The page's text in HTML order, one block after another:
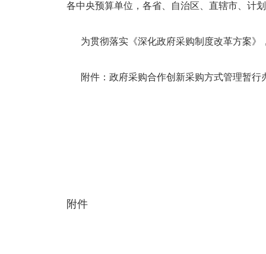
各中央预算单位，各省、自治区、直辖市、计
为贯彻落实《深化政府采购制度改革方案》
附件：政府采购合作创新采购方式管理暂行
附件